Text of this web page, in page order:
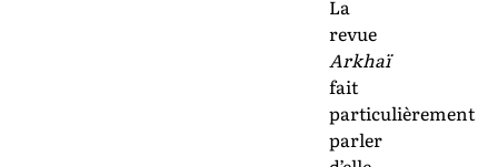
La
revue
Arkhaï
fait
particulièrement
parler